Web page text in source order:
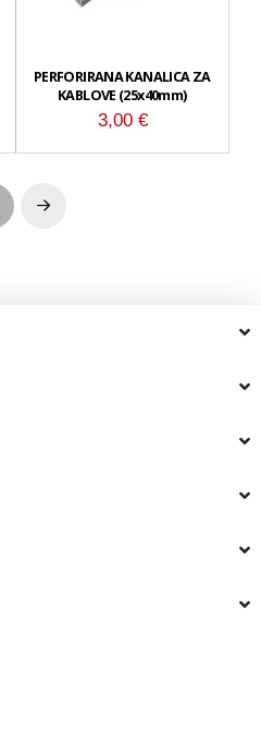
PERFORIRANA KANALICA ZA
KABLOVE (25x40mm)
3,00 €
Next